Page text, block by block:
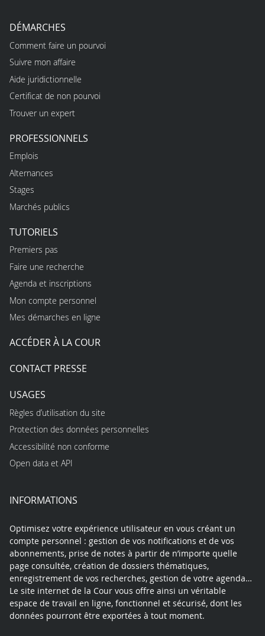
DÉMARCHES
Comment faire un pourvoi
Suivre mon affaire
Aide juridictionnelle
Certificat de non pourvoi
Trouver un expert
PROFESSIONNELS
Emplois
Alternances
Stages
Marchés publics
TUTORIELS
Premiers pas
Faire une recherche
Agenda et inscriptions
Mon compte personnel
Mes démarches en ligne
ACCÉDER À LA COUR
CONTACT PRESSE
USAGES
Règles d’utilisation du site
Protection des données personnelles
Accessibilité non conforme
Open data et API
INFORMATIONS
Optimisez votre expérience utilisateur en vous créant un
compte personnel : gestion de vos notifications et de vos
abonnements, prise de notes à partir de n’importe quelle
page consultée, création de dossiers thématiques,
enregistrement de vos recherches, gestion de votre agenda…
Le site internet de la Cour vous offre ainsi un véritable
espace de travail en ligne, fonctionnel et sécurisé, dont les
données pourront être exportées à tout moment.